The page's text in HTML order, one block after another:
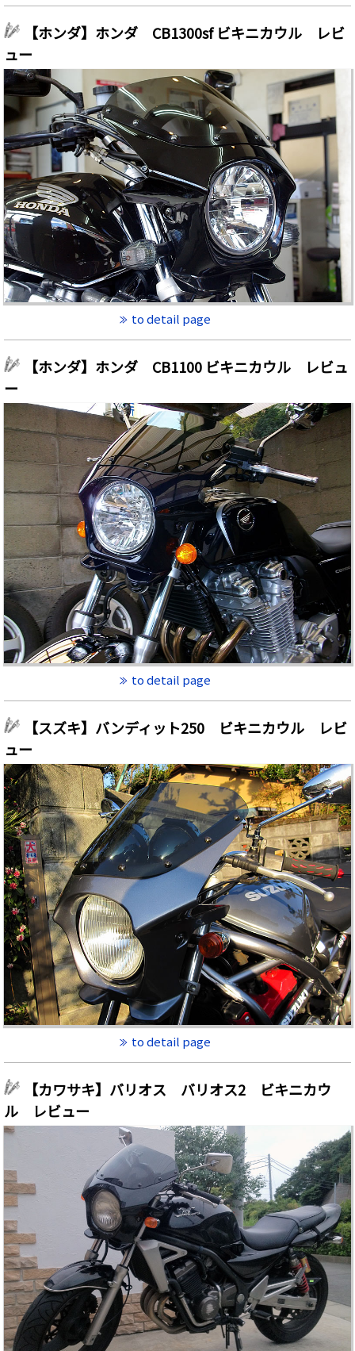
【ホンダ】ホンダ CB1300sf ビキニカウル レビ
ュー
to detail page
【ホンダ】ホンダ CB1100 ビキニカウル レビュ
ー
to detail page
【スズキ】バンディット250 ビキニカウル レビ
ュー
to detail page
【カワサキ】バリオス バリオス2 ビキニカウ
ル レビュー